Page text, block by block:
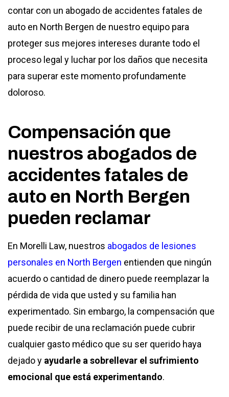
contar con un abogado de accidentes fatales de
auto en North Bergen de nuestro equipo para
proteger sus mejores intereses durante todo el
proceso legal y luchar por los daños que necesita
para superar este momento profundamente
doloroso.
Compensación que
nuestros abogados de
accidentes fatales de
auto en North Bergen
pueden reclamar
En Morelli Law, nuestros abogados de lesiones
personales en North Bergen entienden que ningún
acuerdo o cantidad de dinero puede reemplazar la
pérdida de vida que usted y su familia han
experimentado. Sin embargo, la compensación que
puede recibir de una reclamación puede cubrir
cualquier gasto médico que su ser querido haya
dejado y ayudarle a sobrellevar el sufrimiento
emocional que está experimentando.